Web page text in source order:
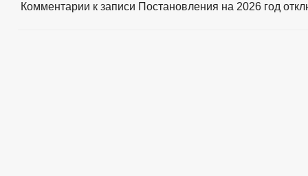
Комментарии к записи Постановления на 2026 год